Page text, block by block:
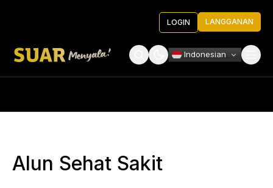
LOGIN LANGGANAN
Indonesian
Alun Sehat Sakit